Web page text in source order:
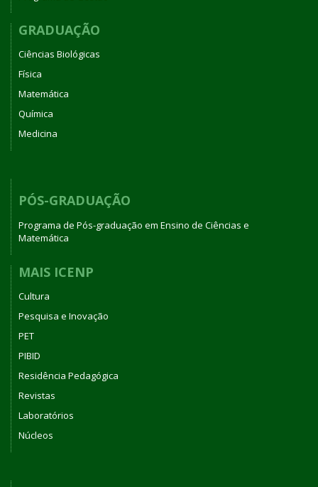
GRADUAÇÃO
Ciências Biológicas
Física
Matemática
Química
Medicina
PÓS-GRADUAÇÃO
Programa de Pós-graduação em Ensino de Ciências e
Matemática
MAIS ICENP
Cultura
Pesquisa e Inovação
PET
PIBID
Residência Pedagógica
Revistas
Laboratórios
Núcleos